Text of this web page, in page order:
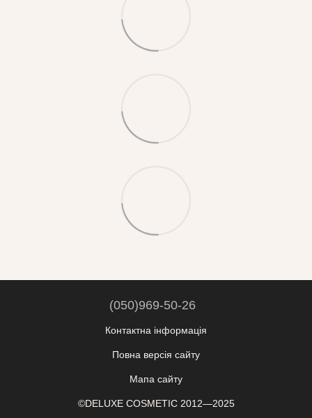
(050)969-50-26
Контактна інформація
Повна версія сайту
Мапа сайту
©DELUXE COSMETIC 2012—2025